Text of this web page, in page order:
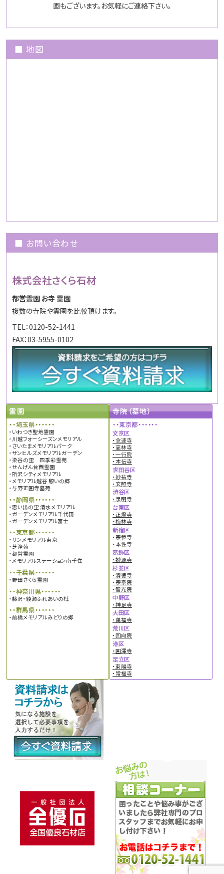
霊園
・・埼玉県・・・・・・
・いわつき聖地霊園
・川越フォーシーズンメモリアル
・さいたまメモリアルパーク
・サンヒルズメモリアルガーデン
・染谷の里 四季彩霊苑
・せんげん台西霊園
・所沢シティメモリアル
・メモリアル越谷 憩いの郷
・与野正圓寺墓苑
・・静岡県・・・・・・
・思い出の里 清水メモリアル
・ガーデンメモリアル千代田
・ガーデンメモリアル富士
・・東京都・・・・・・
・サンメモリアル東京
・芝浄苑
・都営霊園
・メモリアルステーション南千住
・・千葉県・・・・・・
・野田さくら霊園
・・神奈川県・・・・・・
・藤沢・綾瀬ふれあいの杜
・・群馬県・・・・・・
・前橋メモリアルみどりの郷
寺院（墓地）
・・東京都・・・・・・
文京区
・念速寺
・高林寺
・一行院
・本伝寺
世田谷区
・妙祐寺
・玄照寺
渋谷区
・泉明寺
台東区
・正燈寺
・梅林寺
新宿区
・宗参寺
・本性寺
葛飾区
・妙源寺
杉並区
・清徳寺
・宗泰院
・智光院
中野区
・神足寺
大田区
・萬福寺
荒川区
・回向院
港区
・圓澤寺
足立区
・東陽寺
・常福寺
画もございます。お気軽にご連絡下さい。
■ 地図
■ お問い合わせ
株式会社さくら石材
都営霊園 お寺 霊園
複数の寺院や霊園を比較頂けます。
TEL：0120-52-1441
FAX：03-5955-0102